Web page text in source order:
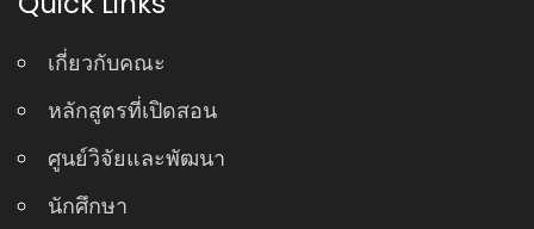
เกี่ยวกับคณะ
หลักสูตรที่เปิดสอน
ศูนย์วิจัยและพัฒนา
นักศึกษา